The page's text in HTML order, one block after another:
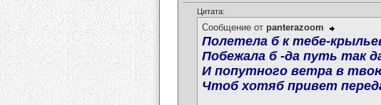
Цитата:
Сообщение от panterazoom
Полетела б к тебе-
Побежала б -да путь так
И попутного ветра в
Чтоб хотяб привет